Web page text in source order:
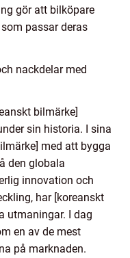
gör att bilköpare
passar deras
nackdelar med
bilmärke]
sin historia. I sina
med att bygga
den globala
innovation och
har [koreanskt
utmaningar. I dag
en av de mest
på marknaden.